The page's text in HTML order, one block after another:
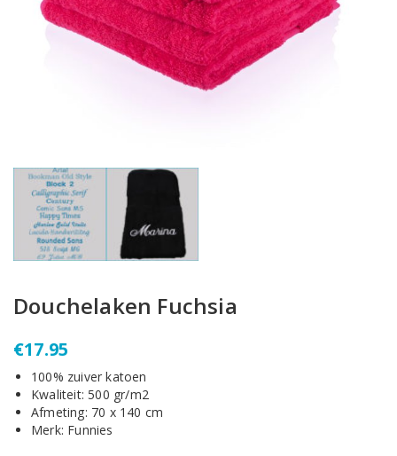
Douchelaken Fuchsia
€17.95
100% zuiver katoen
Kwaliteit: 500 gr/m2
Afmeting: 70 x 140 cm
Merk: Funnies